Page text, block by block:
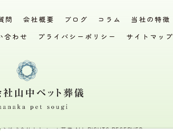
問 会社概要 ブログ コラム 当社の特徴
合わせ プライバシーポリシー サイトマップ